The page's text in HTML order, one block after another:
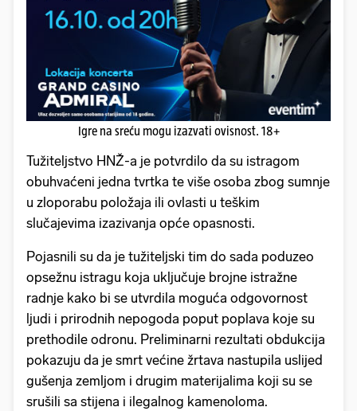
Igre na sreću mogu izazvati ovisnost. 18+
Tužiteljstvo HNŽ-a je potvrdilo da su istragom
obuhvaćeni jedna tvrtka te više osoba zbog sumnje
u zloporabu položaja ili ovlasti u teškim
slučajevima izazivanja opće opasnosti.
Pojasnili su da je tužiteljski tim do sada poduzeo
opsežnu istragu koja uključuje brojne istražne
radnje kako bi se utvrdila moguća odgovornost
ljudi i prirodnih nepogoda poput poplava koje su
prethodile odronu. Preliminarni rezultati obdukcija
pokazuju da je smrt većine žrtava nastupila uslijed
gušenja zemljom i drugim materijalima koji su se
srušili sa stijena i ilegalnog kamenoloma.